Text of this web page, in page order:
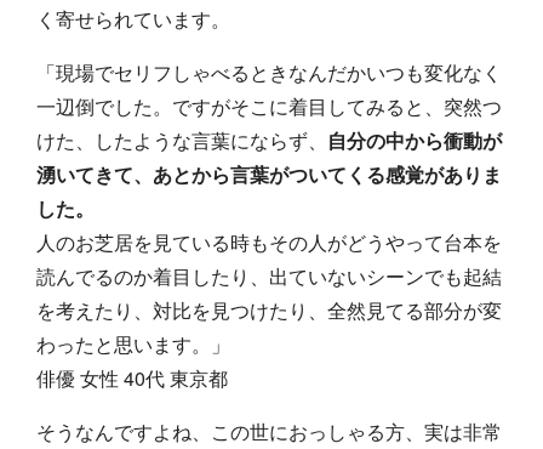
く寄せられています。
「現場でセリフしゃべるときなんだかいつも変化なく
一辺倒でした。ですがそこに着目してみると、突然つ
けた、したような言葉にならず、 自分の中から衝動が
湧いてきて、あとから言葉がついてくる感覚がありま
した。
人のお芝居を見ている時もその人がどうやって台本を
読んでるのか着目したり、出ていないシーンでも起結
を考えたり、対比を見つけたり、全然見てる部分が変
わったと思います。」
俳優 女性 40代 東京都
そうなんですよね、この世におっしゃる方、実は非常